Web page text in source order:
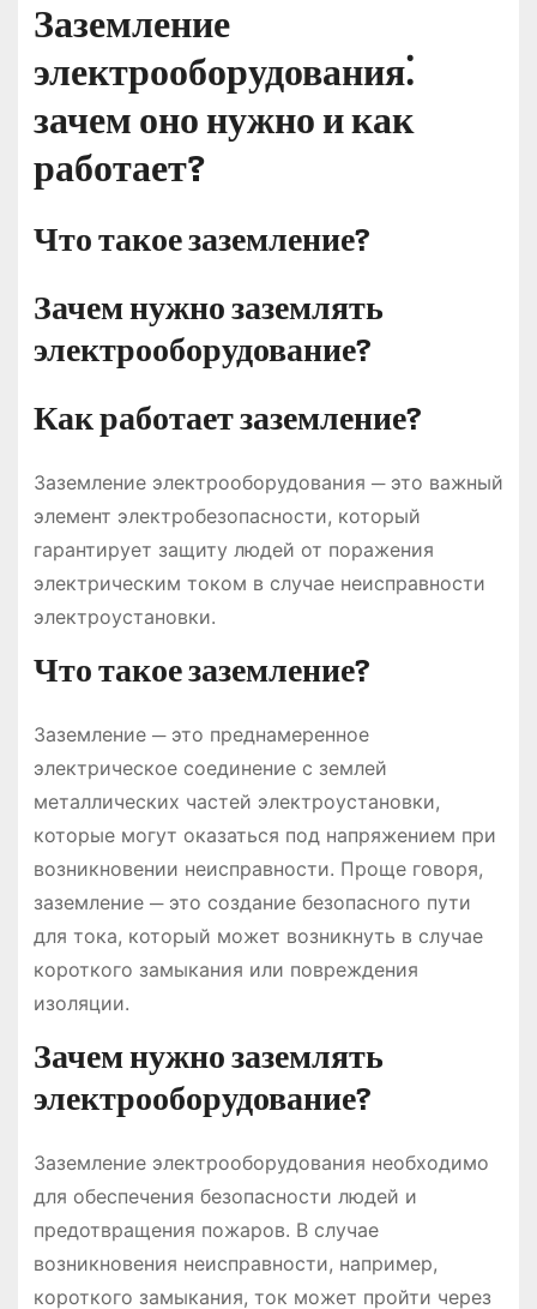
Заземление
электрооборудования⁚
зачем оно нужно и как
работает?
Что такое заземление?
Зачем нужно заземлять
электрооборудование?
Как работает заземление?
Заземление электрооборудования ─ это важный
элемент электробезопасности, который
гарантирует защиту людей от поражения
электрическим током в случае неисправности
электроустановки.
Что такое заземление?
Заземление ─ это преднамеренное
электрическое соединение с землей
металлических частей электроустановки,
которые могут оказаться под напряжением при
возникновении неисправности. Проще говоря,
заземление ─ это создание безопасного пути
для тока, который может возникнуть в случае
короткого замыкания или повреждения
изоляции.
Зачем нужно заземлять
электрооборудование?
Заземление электрооборудования необходимо
для обеспечения безопасности людей и
предотвращения пожаров. В случае
возникновения неисправности, например,
короткого замыкания, ток может пройти через